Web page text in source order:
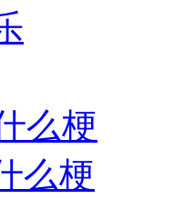
么梗
么梗